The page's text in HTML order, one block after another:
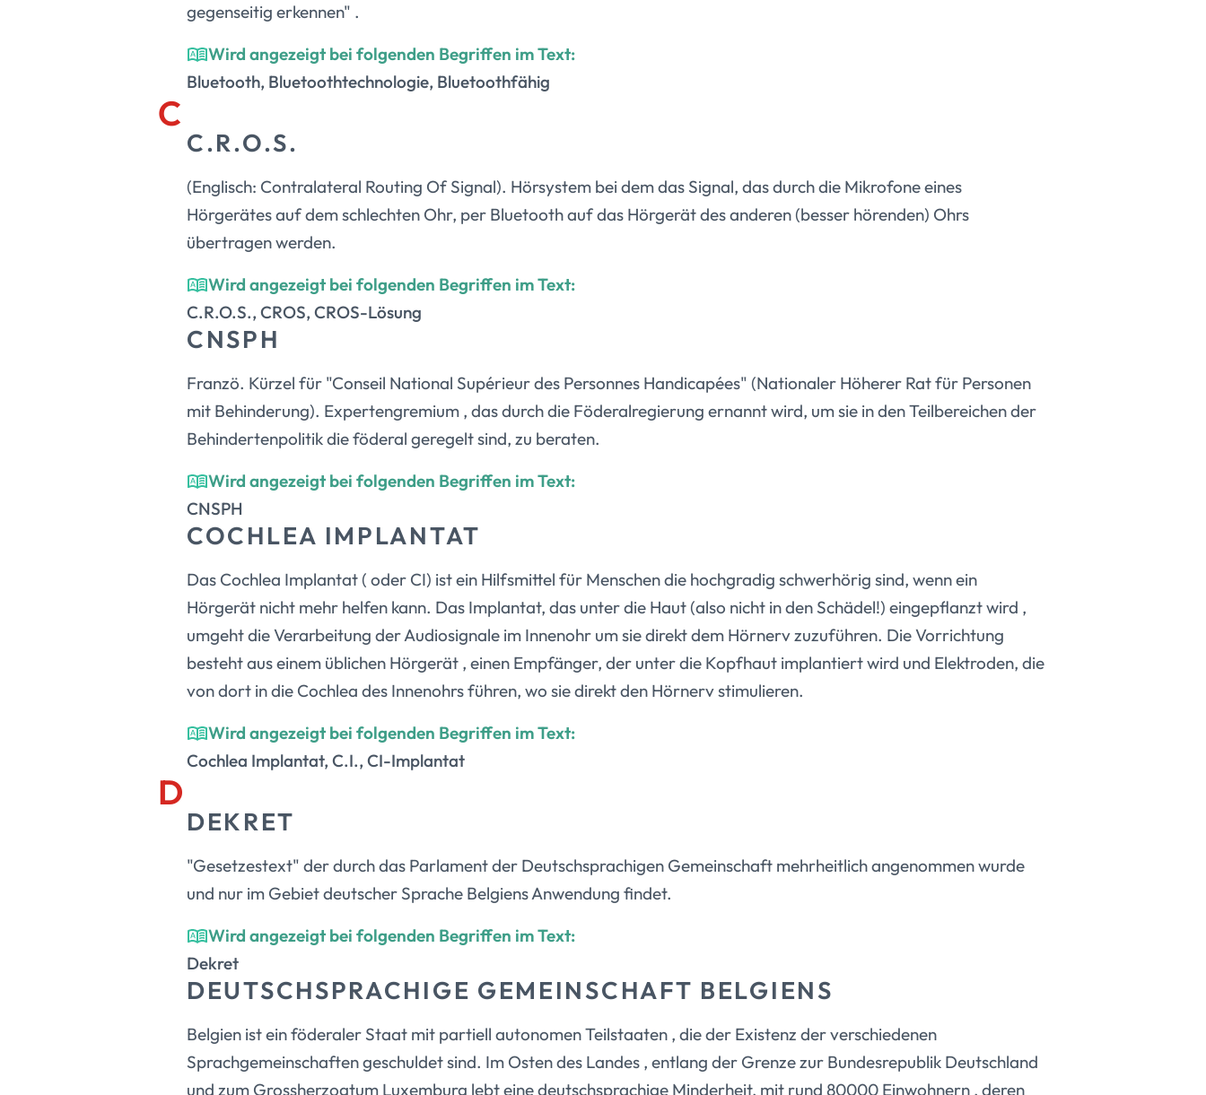
gegenseitig erkennen" .
Wird angezeigt bei folgenden Begriffen im Text:
Bluetooth, Bluetoothtechnologie, Bluetoothfähig
C
C.R.O.S.
(Englisch: Contralateral Routing Of Signal). Hörsystem bei dem das Signal, das durch die Mikrofone eines
Hörgerätes auf dem schlechten Ohr, per Bluetooth auf das Hörgerät des anderen (besser hörenden) Ohrs
übertragen werden.
Wird angezeigt bei folgenden Begriffen im Text:
C.R.O.S., CROS, CROS-Lösung
CNSPH
Franzö. Kürzel für "Conseil National Supérieur des Personnes Handicapées" (Nationaler Höherer Rat für Personen
mit Behinderung). Expertengremium , das durch die Föderalregierung ernannt wird, um sie in den Teilbereichen der
Behindertenpolitik die föderal geregelt sind, zu beraten.
Wird angezeigt bei folgenden Begriffen im Text:
CNSPH
COCHLEA IMPLANTAT
Das Cochlea Implantat ( oder CI) ist ein Hilfsmittel für Menschen die hochgradig schwerhörig sind, wenn ein
Hörgerät nicht mehr helfen kann. Das Implantat, das unter die Haut (also nicht in den Schädel!) eingepflanzt wird ,
umgeht die Verarbeitung der Audiosignale im Innenohr um sie direkt dem Hörnerv zuzuführen. Die Vorrichtung
besteht aus einem üblichen Hörgerät , einen Empfänger, der unter die Kopfhaut implantiert wird und Elektroden, die
von dort in die Cochlea des Innenohrs führen, wo sie direkt den Hörnerv stimulieren.
Wird angezeigt bei folgenden Begriffen im Text:
Cochlea Implantat, C.I., CI-Implantat
D
DEKRET
"Gesetzestext" der durch das Parlament der Deutschsprachigen Gemeinschaft mehrheitlich angenommen wurde
und nur im Gebiet deutscher Sprache Belgiens Anwendung findet.
Wird angezeigt bei folgenden Begriffen im Text:
Dekret
DEUTSCHSPRACHIGE GEMEINSCHAFT BELGIENS
Belgien ist ein föderaler Staat mit partiell autonomen Teilstaaten , die der Existenz der verschiedenen
Sprachgemeinschaften geschuldet sind. Im Osten des Landes , entlang der Grenze zur Bundesrepublik Deutschland
und zum Grossherzogtum Luxemburg lebt eine deutschsprachige Minderheit, mit rund 80000 Einwohnern , deren